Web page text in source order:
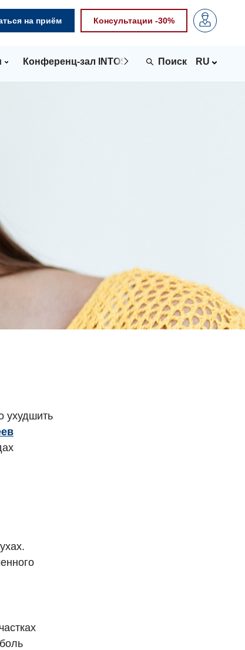
на приём Консультации -30%
Конференц-зал INTOSPACE Контакты
RU
ухудшить